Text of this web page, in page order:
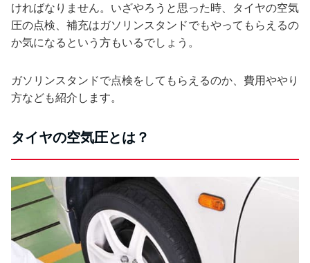
ければなりません。いざやろうと思った時、タイヤの空気
圧の点検、補充はガソリンスタンドでもやってもらえるの
か気になるという方もいるでしょう。
ガソリンスタンドで点検をしてもらえるのか、費用ややり
方なども紹介します。
タイヤの空気圧とは？